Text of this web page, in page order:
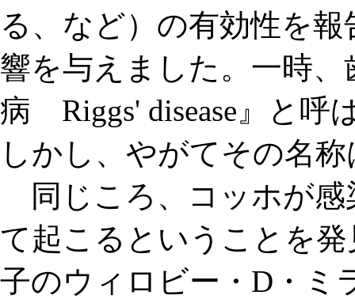
る 、など）の有効性を
響を与えました。一時
病 Riggs' disease』と呼
しかし、やがてその名
同じころ、コッホが感
て起こるということを
子のウィロビー・D・ミ